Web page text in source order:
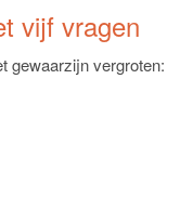
vijf vragen
gewaarzijn vergroten: